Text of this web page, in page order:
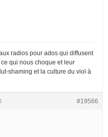
radios pour ados qui diffusent
qui nous choque et leur
shaming et la culture du viol à
#19566